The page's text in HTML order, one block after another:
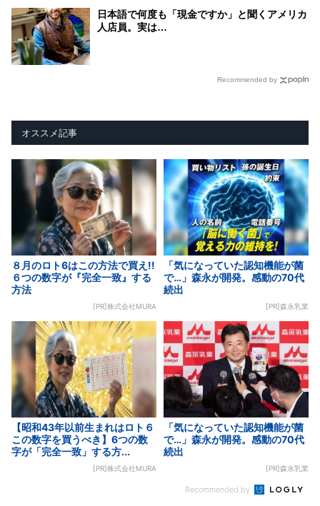
日本語で何度も「現金ですか」と聞くアメリカ
人店員。実は…
Recommended by
オススメ記事
８月のロト6はこの方法で買え!!
６つの数字が『完全一致』する
方法
[PR]株式会社MURA
「気になっていた認知機能が菌
で…」森永が開発。感動の70代
続出
[PR]森永乳業
【昭和43年以前生まれはロト６
この数字を買うべき】6つの数
字が「完全一致」する方...
[PR]株式会社MURA
「気になっていた認知機能が菌
で…」森永が開発。感動の70代
続出
[PR]森永乳業
Recommended by